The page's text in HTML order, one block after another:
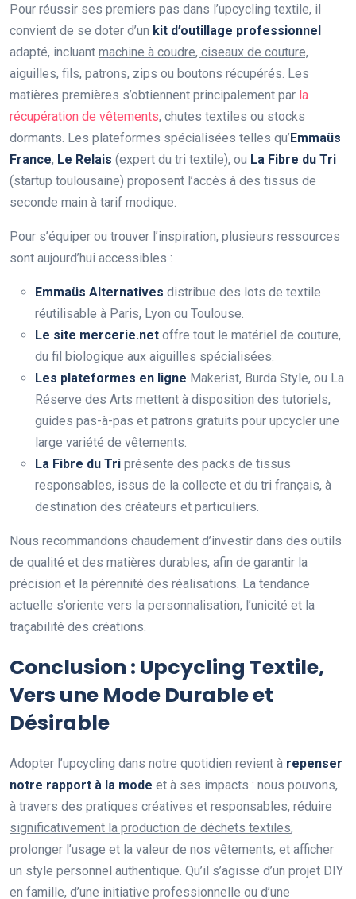
Pour réussir ses premiers pas dans l’upcycling textile, il
convient de se doter d’un kit d’outillage professionnel
adapté, incluant machine à coudre, ciseaux de couture,
aiguilles, fils, patrons, zips ou boutons récupérés . Les
matières premières s’obtiennent principalement par la
récupération de vêtements, chutes textiles ou stocks
dormants. Les plateformes spécialisées telles qu’Emmaüs
France, Le Relais (expert du tri textile), ou La Fibre du Tri
(startup toulousaine) proposent l’accès à des tissus de
seconde main à tarif modique.
Pour s’équiper ou trouver l’inspiration, plusieurs ressources
sont aujourd’hui accessibles :
Emmaüs Alternatives distribue des lots de textile
réutilisable à Paris, Lyon ou Toulouse.
Le site mercerie.net offre tout le matériel de couture,
du fil biologique aux aiguilles spécialisées.
Les plateformes en ligne Makerist, Burda Style, ou La
Réserve des Arts mettent à disposition des tutoriels,
guides pas-à-pas et patrons gratuits pour upcycler une
large variété de vêtements.
La Fibre du Tri présente des packs de tissus
responsables, issus de la collecte et du tri français, à
destination des créateurs et particuliers.
Nous recommandons chaudement d’investir dans des outils
de qualité et des matières durables, afin de garantir la
précision et la pérennité des réalisations. La tendance
actuelle s’oriente vers la personnalisation, l’unicité et la
traçabilité des créations.
Conclusion : Upcycling Textile,
Vers une Mode Durable et
Désirable
Adopter l’upcycling dans notre quotidien revient à repenser
notre rapport à la mode et à ses impacts : nous pouvons,
à travers des pratiques créatives et responsables, réduire
significativement la production de déchets textiles,
prolonger l’usage et la valeur de nos vêtements, et afficher
un style personnel authentique. Qu’il s’agisse d’un projet DIY
en famille, d’une initiative professionnelle ou d’une